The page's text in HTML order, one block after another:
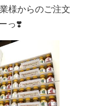
様からのご注文
っ❣️